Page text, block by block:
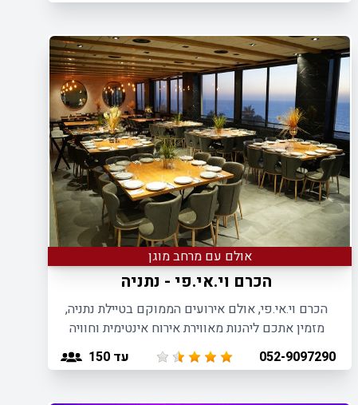
אולם עם מרחב מוגן
הכרם וי.אי.פי - נתניה
הכרם וי.אי.פי, אולם אירועים הממוקם בטיילת נתניה,
מזמין אתכם ליהנות מאווירת אירוח אינטימית וחוויה
קולינארית מענגת של שף הבית.052-9097290 עד 150